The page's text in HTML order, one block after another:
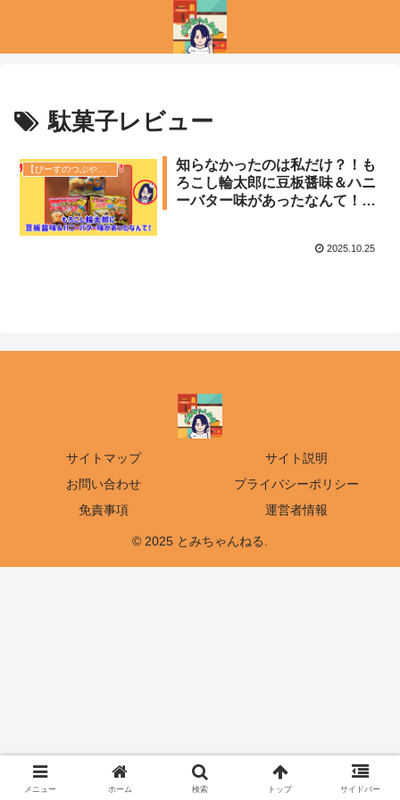
駄菓子レビュー
【ぴーすのつぶやき】
知らなかったのは私だけ？！も
ろこし輪太郎に豆板醤味＆ハニ
ーバター味があったなんて！
2025.10.25
サイトマップ
サイト説明
お問い合わせ
プライバシーポリシー
免責事項
運営者情報
© 2025 とみちゃんねる.
メニュー ホーム 検索 トップ サイドバー